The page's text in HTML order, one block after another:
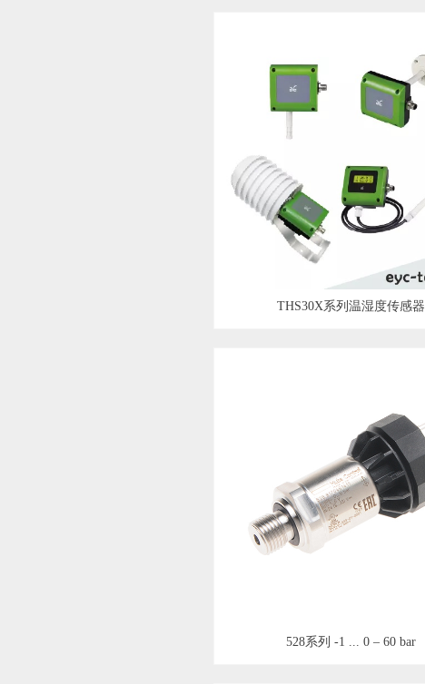
THS30X系列温湿度传感器
528系列 -1 ... 0 – 60 bar